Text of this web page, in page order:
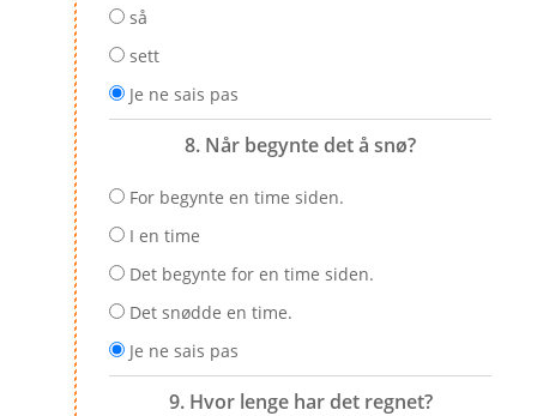
så
sett
Je ne sais pas
8. Når begynte det å snø?
For begynte en time siden.
I en time
Det begynte for en time siden.
Det snødde en time.
Je ne sais pas
9. Hvor lenge har det regnet?